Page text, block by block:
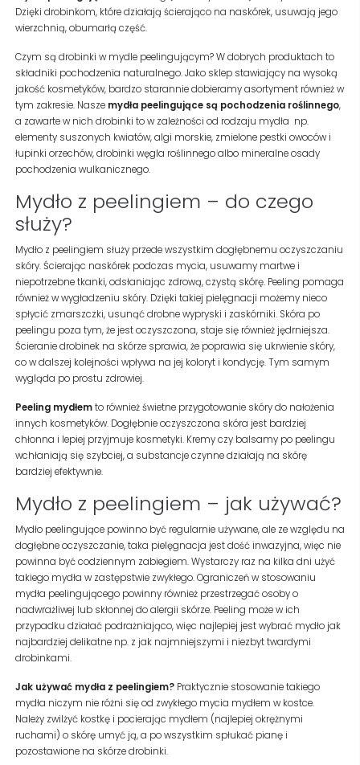
Dzięki drobinkom, które działają ścierająco na naskórek, usuwają jego
wierzchnią, obumarłą część.
Czym są drobinki w mydle peelingującym? W dobrych produktach to
składniki pochodzenia naturalnego. Jako sklep stawiający na wysoką
jakość kosmetyków, bardzo starannie dobieramy asortyment również w
tym zakresie. Nasze mydła peelingujące są pochodzenia roślinnego,
a zawarte w nich drobinki to w zależności od rodzaju mydła np.
elementy suszonych kwiatów, algi morskie, zmielone pestki owoców i
łupinki orzechów, drobinki węgla roślinnego albo mineralne osady
pochodzenia wulkanicznego.
Mydło z peelingiem – do czego
służy?
Mydło z peelingiem służy przede wszystkim dogłębnemu oczyszczaniu
skóry. Ścierając naskórek podczas mycia, usuwamy martwe i
niepotrzebne tkanki, odsłaniając zdrową, czystą skórę. Peeling pomaga
również w wygładzeniu skóry. Dzięki takiej pielęgnacji możemy nieco
spłycić zmarszczki, usunąć drobne wypryski i zaskórniki. Skóra po
peelingu poza tym, że jest oczyszczona, staje się również jędrniejsza.
Ścieranie drobinek na skórze sprawia, że poprawia się ukrwienie skóry,
co w dalszej kolejności wpływa na jej koloryt i kondycję. Tym samym
wygląda po prostu zdrowiej.
Peeling mydłemto również świetne przygotowanie skóry do nałożenia
innych kosmetyków. Dogłębnie oczyszczona skóra jest bardziej
chłonna i lepiej przyjmuje kosmetyki. Kremy czy balsamy po peelingu
wchłaniają się szybciej, a substancje czynne działają na skórę
bardziej efektywnie.
Mydło z peelingiem – jak używać?
Mydło peelingujące powinno być regularnie używane, ale ze względu na
dogłębne oczyszczanie, taka pielęgnacja jest dość inwazyjna, więc nie
powinna być codziennym zabiegiem. Wystarczy raz na kilka dni użyć
takiego mydła w zastępstwie zwykłego. Ograniczeń w stosowaniu
mydła peelingującego powinny również przestrzegać osoby o
nadwrażliwej lub skłonnej do alergii skórze. Peeling może w ich
przypadku działać podrażniająco, więc najlepiej jest wybrać mydło jak
najbardziej delikatne np. z jak najmniejszymi i niezbyt twardymi
drobinkami.
Jak używać mydła z peelingiem? Praktycznie stosowanie takiego
mydła niczym nie różni się od zwykłego mycia mydłem w kostce.
Należy zwilżyć kostkę i pocierając mydłem (najlepiej okrężnymi
ruchami) o skórę umyć ją, a po wszystkim spłukać pianę i
pozostawione na skórze drobinki.